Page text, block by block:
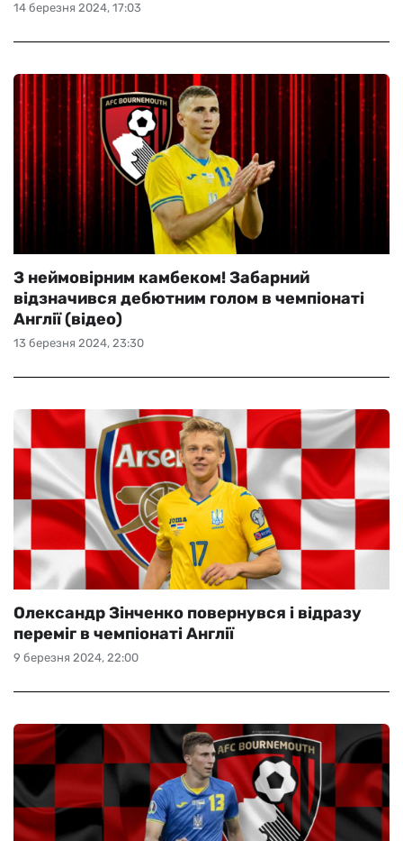
14 березня 2024, 17:03
13 березня 2024, 23:30
З неймовірним камбеком! Забарний
відзначився дебютним голом в чемпіонаті
Англії (відео)
9 березня 2024, 22:00
Олександр Зінченко повернувся і відразу
переміг в чемпіонаті Англії